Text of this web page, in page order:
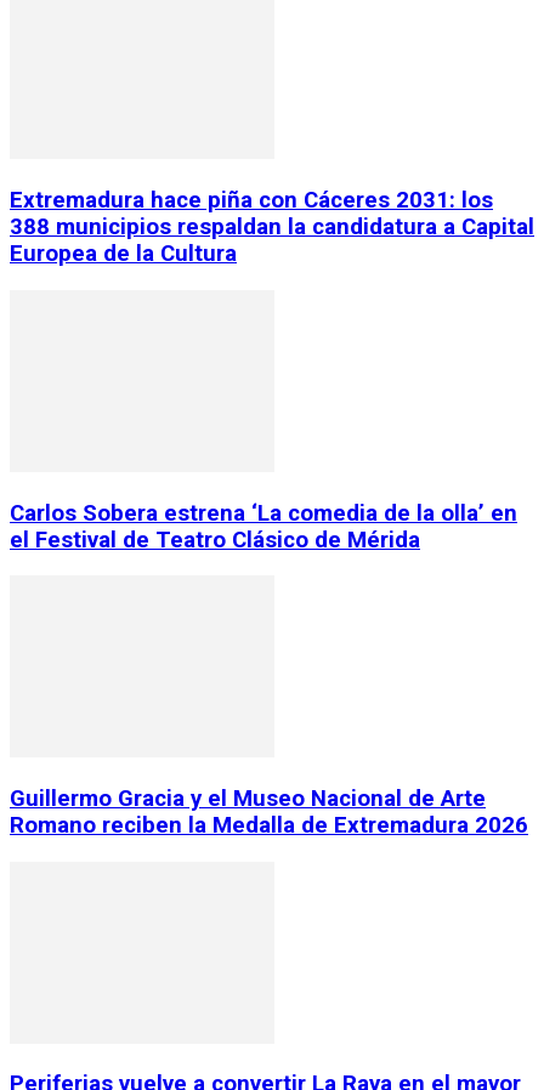
Extremadura hace piña con Cáceres 2031: los
388 municipios respaldan la candidatura a Capital
Europea de la Cultura
Carlos Sobera estrena ‘La comedia de la olla’ en
el Festival de Teatro Clásico de Mérida
Guillermo Gracia y el Museo Nacional de Arte
Romano reciben la Medalla de Extremadura 2026
Periferias vuelve a convertir La Raya en el mayor